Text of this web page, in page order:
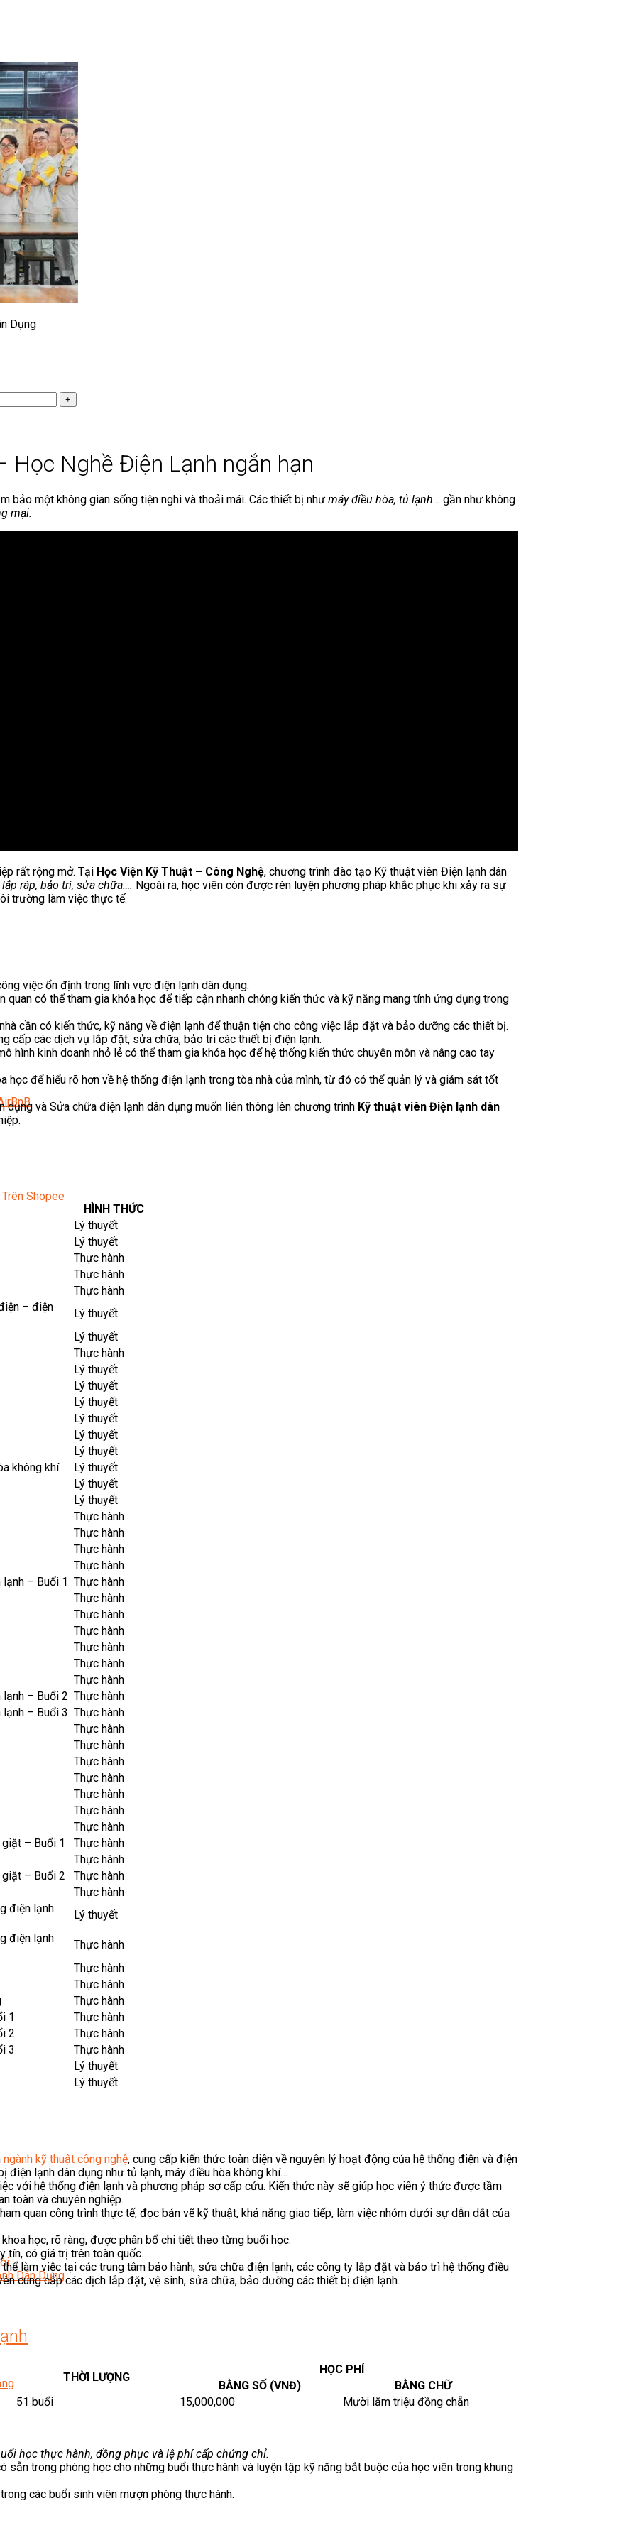
Shopee
Dân Dụng
Dụng
Học Nghề Điện Lạnh ngắn hạn
bảo một không gian sống tiện nghi và thoải mái. Các thiết bị như máy điều hòa, tủ lạnh… gần như không
mại.
rất rộng mở. Tại Học Viện Kỹ Thuật – Công Nghệ, chương trình đào tạo Kỹ thuật viên Điện lạnh dân
ráp, bảo trì, sửa chữa…. Ngoài ra, học viên còn được rèn luyện phương pháp khắc phục khi xảy ra sự
trường làm việc thực tế.
việc ổn định trong lĩnh vực điện lạnh dân dụng.
quan có thể tham gia khóa học để tiếp cận nhanh chóng kiến thức và kỹ năng mang tính ứng dụng trong
cần có kiến thức, kỹ năng về điện lạnh để thuận tiện cho công việc lắp đặt và bảo dưỡng các thiết bị.
cấp các dịch vụ lắp đặt, sửa chữa, bảo trì các thiết bị điện lạnh.
hình kinh doanh nhỏ lẻ có thể tham gia khóa học để hệ thống kiến thức chuyên môn và nâng cao tay
học để hiểu rõ hơn về hệ thống điện lạnh trong tòa nhà của mình, từ đó có thể quản lý và giám sát tốt
dụng và Sửa chữa điện lạnh dân dụng muốn liên thông lên chương trình Kỹ thuật viên Điện lạnh dân
HÌNH THỨC
Lý thuyết
Lý thuyết
Thực hành
Thực hành
Thực hành
– điện
Lý thuyết
Lý thuyết
Thực hành
Lý thuyết
Lý thuyết
Lý thuyết
Lý thuyết
Lý thuyết
Lý thuyết
không khí
Lý thuyết
Lý thuyết
Lý thuyết
Thực hành
Thực hành
Thực hành
Thực hành
– Buổi 1 Thực hành
Thực hành
Thực hành
Thực hành
Thực hành
Thực hành
Thực hành
– Buổi 2 Thực hành
– Buổi 3 Thực hành
Thực hành
Thực hành
Thực hành
Thực hành
Thực hành
Thực hành
Thực hành
– Buổi 1
Thực hành
Thực hành
– Buổi 2
Thực hành
Thực hành
điện lạnh
Lý thuyết
điện lạnh
Thực hành
Thực hành
Thực hành
Thực hành
1
Thực hành
2
Thực hành
3
Thực hành
Lý thuyết
Lý thuyết
ngành kỹ thuật công nghệ, cung cấp kiến thức toàn diện về nguyên lý hoạt động của hệ thống điện và điện
điện lạnh dân dụng như tủ lạnh, máy điều hòa không khí…
với hệ thống điện lạnh và phương pháp sơ cấp cứu. Kiến thức này sẽ giúp học viên ý thức được tầm
toàn và chuyên nghiệp.
quan công trình thực tế, đọc bản vẽ kỹ thuật, khả năng giao tiếp, làm việc nhóm dưới sự dẫn dắt của
học, rõ ràng, được phân bổ chi tiết theo từng buổi học.
tín, có giá trị trên toàn quốc.
làm việc tại các trung tâm bảo hành, sửa chữa điện lạnh, các công ty lắp đặt và bảo trì hệ thống điều
cung cấp các dịch lắp đặt, vệ sinh, sửa chữa, bảo dưỡng các thiết bị điện lạnh.
THỜI LƯỢNG
HỌC PHÍ
BẰNG SỐ (VNĐ)
BẰNG CHỮ
51 buổi 15,000,000
Mười lăm triệu đồng chẵn
học thực hành, đồng phục và lệ phí cấp chứng chỉ.
sẵn trong phòng học cho những buổi thực hành và luyện tập kỹ năng bắt buộc của học viên trong khung
các buổi sinh viên mượn phòng thực hành.